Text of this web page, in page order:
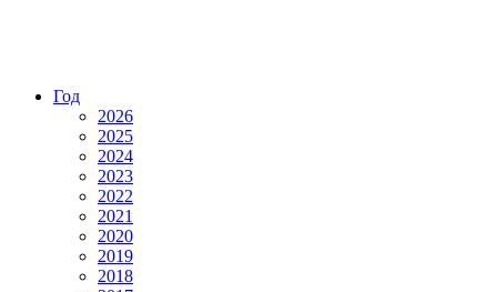
Год
2026
2025
2024
2023
2022
2021
2020
2019
2018